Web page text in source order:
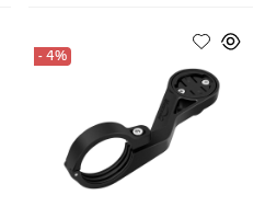
- 4%